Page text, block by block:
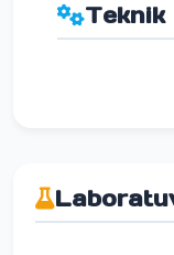
Teknik